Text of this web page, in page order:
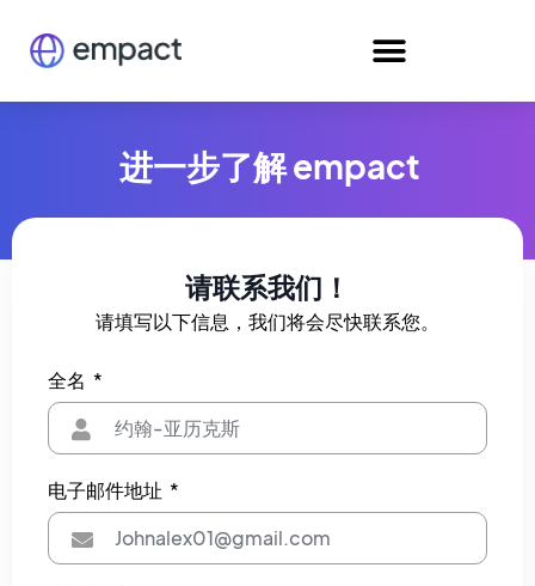
进一步了解 empact
请联系我们！
请填写以下信息，我们将会尽快联系您。
全名
电子邮件地址